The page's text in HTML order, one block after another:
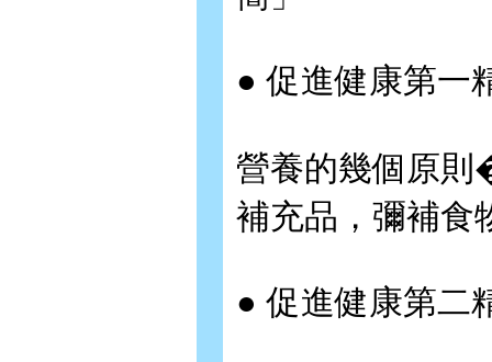
● 促進健康第一
營養的幾個原
補充品，彌補
● 促進健康第二